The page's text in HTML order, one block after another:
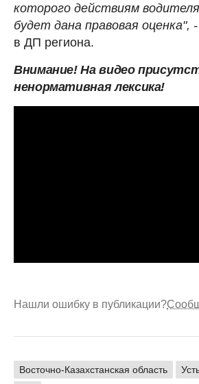
которого действиям
будет дана правовая оценка", -
в ДП региона.
Внимание! На видео
ненормативная лексика!
Нашли ошибку в публикации?
Восточно-Казахстанская область